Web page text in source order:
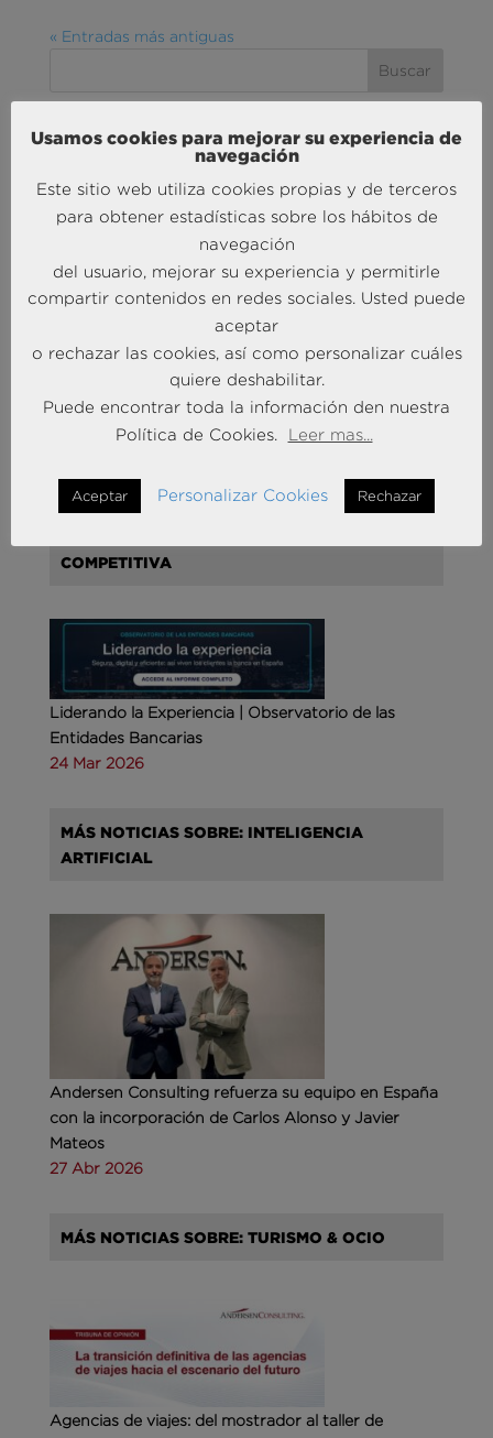
« Entradas más antiguas
MÁS NOTICIAS SOBRE: ACTUALIDAD
Andersen Consulting refuerza su crecimiento en
España con la incorporación de Francisco Puertas
como Socio Responsable de Human Capital
COMPETITIVA
Liderando la Experiencia | Observatorio de las
Entidades Bancarias
24 Mar 2026
MÁS NOTICIAS SOBRE: INTELIGENCIA
ARTIFICIAL
Andersen Consulting refuerza su equipo en España
con la incorporación de Carlos Alonso y Javier
Mateos
27 Abr 2026
MÁS NOTICIAS SOBRE: TURISMO & OCIO
Agencias de viajes: del mostrador al taller de
Usamos cookies para mejorar su experiencia de
navegación
Este sitio web utiliza cookies propias y de terceros
para obtener estadísticas sobre los hábitos de
navegación
del usuario, mejorar su experiencia y permitirle
compartir contenidos en redes sociales. Usted puede
aceptar
o rechazar las cookies, así como personalizar cuáles
quiere deshabilitar.
Puede encontrar toda la información den nuestra
Política de Cookies.
Leer mas...
Aceptar Personalizar Cookies Rechazar